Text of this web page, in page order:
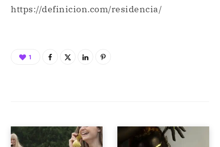
https://definicion.com/residencia/
1